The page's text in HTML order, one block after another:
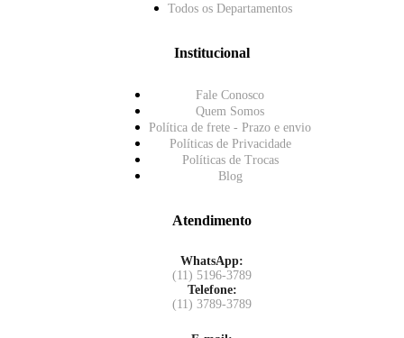
Todos os Departamentos
Institucional
Fale Conosco
Quem Somos
Política de frete - Prazo e envio
Políticas de Privacidade
Políticas de Trocas
Blog
Atendimento
WhatsApp:
(11) 5196-3789
Telefone:
(11) 3789-3789